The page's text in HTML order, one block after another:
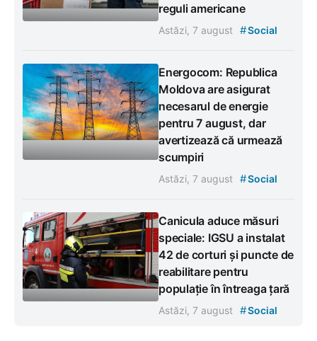
reguli americane
Astăzi, 7 august #Social
Energocom: Republica
Moldova are asigurat
necesarul de energie
pentru 7 august, dar
avertizează că urmează
scumpiri
Astăzi, 7 august #Social
Canicula aduce măsuri
speciale: IGSU a instalat
42 de corturi și puncte de
reabilitare pentru
populație în întreaga țară
Astăzi, 7 august #Social